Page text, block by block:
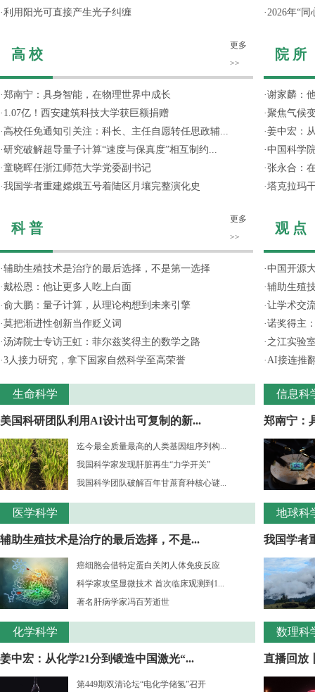
·利用阳光可直接产生光子纠缠
高 校
更多
>>
·郑南宁：具身智能，在物理世界中成长
· 1.07亿！西安建筑科技大学获巨额捐赠
· 高校任免通知引关注：科长、主任自愿转任思政辅...
·研究破解超导量子计算“速度与保真度”相互制约...
·童晓晖任浙江师范大学党委副书记
·我国学者重建嫦娥五号着陆区月壤完整演化史
科 普
更多
>>
·辅助生殖技术是治疗的最后选择，不是第一选择
·戴松恩：他让更多人吃上白面
·俞大鹏：量子计算，从理论构想到未来引擎
·莫把渐进性创新当作贬义词
·汤涛院士专访王虹：菲尔兹奖得主的数学之路
·3人接力研究，拿下国家自然科学至高荣誉
生命科学
美国科研团队利用AI设计出可复制的新...
迄今最全质量最高的人类基因组序列构...
我国科学家发现肝脏再生“力学开关”
我国科学团队破解百年甘蔗育种核心谜...
医学科学
辅助生殖技术是治疗的最后选择，不是...
癌细胞会借特定蛋白关闭人体免疫反应
科学家攻坚显微技术 首次临床观测到1...
著名肝病学家冯百芳逝世
化学科学
姜中宏：从化学21分到锻造中国激光“...
第449期双清论坛“电化学储氢”召开
·2026年“
院 所
·谢家麟：
·聚焦气候
·姜中宏：
·中国科学
·张永合：
·塔克拉玛
观 点
·中国开源
·辅助生殖
·让学术交
·诺奖得主
· 之江实验
·AI接连推
信息科
郑南宁：
地球科
我国学者
数理科
直播回放